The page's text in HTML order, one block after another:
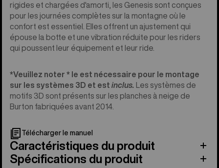
rigides et chargées d'amorti, les Genesis sont conçues
pour les journées complètes sur la montagne où le
confort est essentiel. Elles offrent un ajustement qui
épouse la botte et une vibration réduite pour les riders
qui poussent leur équipement et leur ride.
*Veuillez noter * le est nécessaire pour le montage
sur les systèmes 3D et est inclus.
Les systèmes de
motifs 3D sont présents sur les planches à neige de
Burton fabriquées avant 2014.
Télécharger le manuel
Caractéristiques du produit
Spécifications du produit